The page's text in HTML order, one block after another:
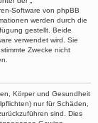
Software von phpBB
werden durch die
gestellt. Beide
verwendet wird. Sie
Zwecke nicht
Körper und Gesundheit
nur für Schäden,
sind. Dies